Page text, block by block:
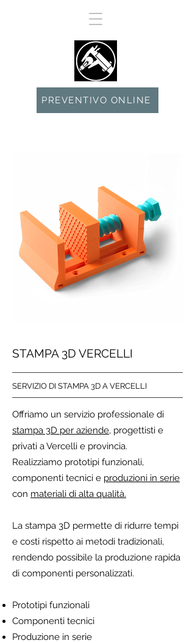
PREVENTIVO ONLINE
STAMPA 3D VERCELLI
SERVIZIO DI STAMPA 3D A VERCELLI
Offriamo un servizio professionale di
stampa 3D per aziende, progettisti e
privati a Vercelli e provincia.
Realizziamo prototipi funzionali,
componenti tecnici e produzioni in serie
con materiali di alta qualità.
La stampa 3D permette di ridurre tempi
e costi rispetto ai metodi tradizionali,
rendendo possibile la produzione rapida
di componenti personalizzati.
Prototipi funzionali
Componenti tecnici
Produzione in serie